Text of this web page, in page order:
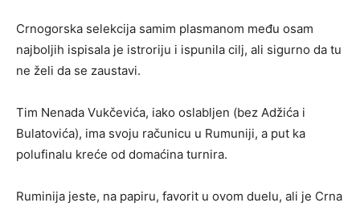
Crnogorska selekcija samim plasmanom među osam
najboljih ispisala je istroriju i ispunila cilj, ali sigurno da tu
ne želi da se zaustavi.
Tim Nenada Vukčevića, iako oslabljen (bez Adžića i
Bulatovića), ima svoju računicu u Rumuniji, a put ka
polufinalu kreće od domaćina turnira.
Ruminija jeste, na papiru, favorit u ovom duelu, ali je Crna